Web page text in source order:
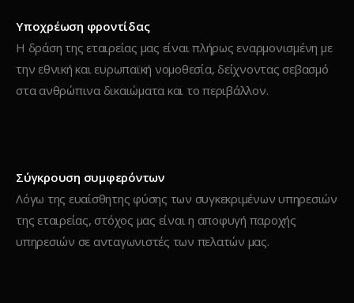
Υποχρέωση φροντίδας
Η δράση της εταιρείας μας είναι πλήρως εναρμονισμένη με
την εθνική και ευρωπαϊκή νομοθεσία, δείχνοντας σεβασμό
στα ανθρώπινα δικαιώματα και το περιβάλλον.
Σύγκρουση συμφερόντων
Λόγω της ευαίσθητης φύσης των συγκεκριμένων υπηρεσιών
της εταιρείας, στόχος μας είναι η αποφυγή παροχής
υπηρεσιών σε ανταγωνιστές των πελατών μας.